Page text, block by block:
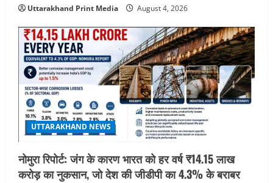
Uttarakhand Print Media August 4, 2026
UTTARAKHAND NEWS
नोमुरा रिपोर्ट: जंग के कारण भारत को हर वर्ष ₹14.15 लाख
करोड़ का नुकसान, जो देश की जीडीपी का 4.3% के बराबर